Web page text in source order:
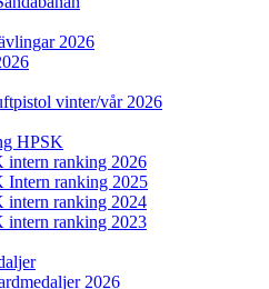
2026
vinter/vår 2026
HPSK
intern ranking 2026
Intern ranking 2025
intern ranking 2024
intern ranking 2023
2026